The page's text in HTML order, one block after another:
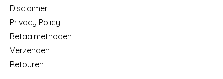
Disclaimer
Privacy Policy
Betaalmethoden
Verzenden
Retouren